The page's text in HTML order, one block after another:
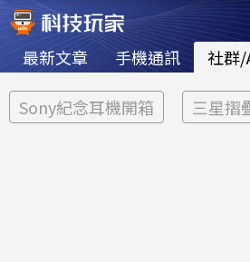
最新文章 手機通訊 社群/
Sony紀念耳機開箱 三星摺